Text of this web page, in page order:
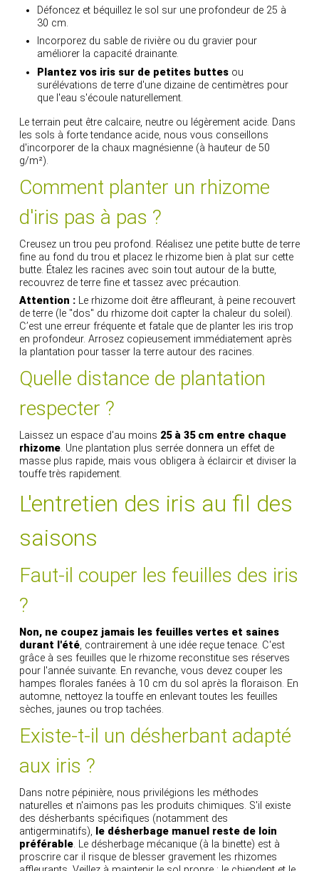
Défoncez et béquillez le sol sur une profondeur de 25 à
30 cm.
Incorporez du sable de rivière ou du gravier pour
améliorer la capacité drainante.
Plantez vos iris sur de petites buttes ou
surélévations de terre d'une dizaine de centimètres pour
que l'eau s'écoule naturellement.
Le terrain peut être calcaire, neutre ou légèrement acide. Dans
les sols à forte tendance acide, nous vous conseillons
d'incorporer de la chaux magnésienne (à hauteur de 50
g/m²).
Comment planter un rhizome
d'iris pas à pas ?
Creusez un trou peu profond. Réalisez une petite butte de terre
fine au fond du trou et placez le rhizome bien à plat sur cette
butte. Étalez les racines avec soin tout autour de la butte,
recouvrez de terre fine et tassez avec précaution.
Attention : Le rhizome doit être affleurant, à peine recouvert
de terre (le "dos" du rhizome doit capter la chaleur du soleil).
C’est une erreur fréquente et fatale que de planter les iris trop
en profondeur. Arrosez copieusement immédiatement après
la plantation pour tasser la terre autour des racines.
Quelle distance de plantation
respecter ?
Laissez un espace d'au moins 25 à 35 cm entre chaque
rhizome. Une plantation plus serrée donnera un effet de
masse plus rapide, mais vous obligera à éclaircir et diviser la
touffe très rapidement.
L'entretien des iris au fil des
saisons
Faut-il couper les feuilles des iris
?
Non, ne coupez jamais les feuilles vertes et saines
durant l'été, contrairement à une idée reçue tenace. C'est
grâce à ses feuilles que le rhizome reconstitue ses réserves
pour l'année suivante. En revanche, vous devez couper les
hampes florales fanées à 10 cm du sol après la floraison. En
automne, nettoyez la touffe en enlevant toutes les feuilles
sèches, jaunes ou trop tachées.
Existe-t-il un désherbant adapté
aux iris ?
Dans notre pépinière, nous privilégions les méthodes
naturelles et n'aimons pas les produits chimiques. S'il existe
des désherbants spécifiques (notamment des
antigerminatifs), le désherbage manuel reste de loin
préférable. Le désherbage mécanique (à la binette) est à
proscrire car il risque de blesser gravement les rhizomes